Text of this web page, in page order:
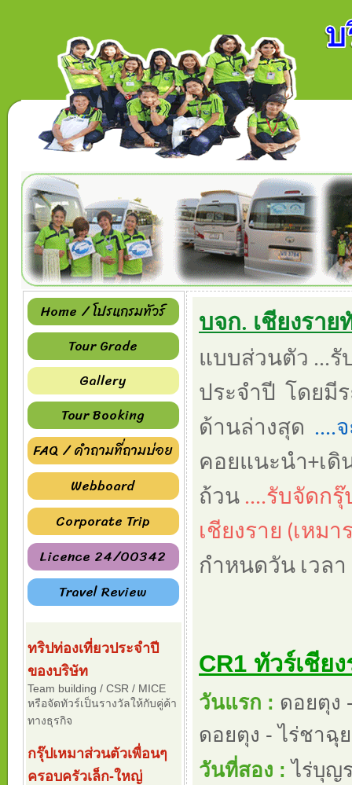
Home / โปรแกรมทัวร์
Tour Grade
Gallery
Tour Booking
FAQ / คำถามที่ถามบ่อย
Webboard
Corporate Trip
Licence 24/00342
Travel Review
ทริปท่องเที่ยวประจำปี
ของบริษัท
Team building / CSR / MICE
หรือจัดทัวร์เป็นรางวัลให้กับคู่ค้า
ทางธุรกิจ
กรุ๊ปเหมาส่วนตัวเพื่อนๆ
ครอบครัวเล็ก-ใหญ่
บจก. เชียงราย
แบบส่วนตัว ...รั
ประจำปี โดยมีร
ด้านล่างสุด ....
คอยแนะนำ+เดิ
ถ้วน ....รับจัดก
เชียงราย (เหม
กำหนดวัน เวล
CR1 ทัวร์เชีย
วันแรก : ดอยตุง
ดอยตุง - ไร่ชาฉุ
วันที่สอง : ไร่บุญ